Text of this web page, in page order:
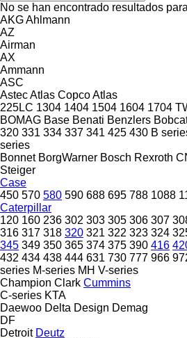
No se han encontrado resultados
AKGAhlmann
AZ
Airman
AX
Ammann
ASC
AstecAtlas CopcoAtlas
225LC 1304 1404 1504 1604 1704
BOMAG Base Benati Benzlers
320 331 334 337 341 425 430 B
series
Bonnet BorgWarner Bosch Rexroth
Steiger
Case
450 570 580 590 688 695 788 1088
Caterpillar
120 160 236 302 303 305 306 307
316 317 318 320 321 322 323 324
345 349 350 365 374 375 390 416
432 434 438 444 631 730 777 966
series M-series MH V-series
Champion Clark Cummins
C-series KTA
Daewoo Delta Design Demag
DF
Detroit Deutz